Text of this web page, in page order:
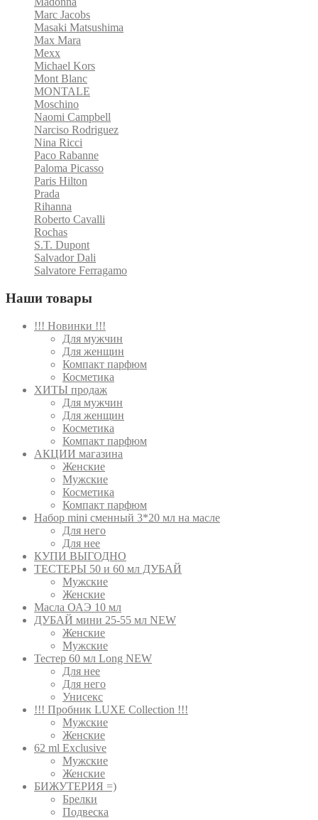
Marc Jacobs
Masaki Matsushima
Max Mara
Mexx
Michael Kors
Mont Blanc
MONTALE
Moschino
Naomi Campbell
Narciso Rodriguez
Nina Ricci
Paco Rabanne
Paloma Picasso
Paris Hilton
Prada
Rihanna
Roberto Cavalli
Rochas
S.T. Dupont
Salvador Dali
Salvatore Ferragamo
Наши товары
!!! Новинки !!!
Для мужчин
Для женщин
Компакт парфюм
Косметика
ХИТЫ продаж
Для мужчин
Для женщин
Косметика
Компакт парфюм
АКЦИИ магазина
Женские
Мужские
Косметика
Компакт парфюм
Набор mini сменный 3*20 мл на масле
Для него
Для нее
КУПИ ВЫГОДНО
ТЕСТЕРЫ 50 и 60 мл ДУБАЙ
Мужские
Женские
Масла ОАЭ 10 мл
ДУБАЙ мини 25-55 мл NEW
Женские
Мужские
Тестер 60 мл Long NEW
Для нее
Для него
Унисекс
!!! Пробник LUXE Collection !!!
Мужские
Женские
62 ml Exclusive
Мужские
Женские
БИЖУТЕРИЯ =)
Брелки
Подвеска